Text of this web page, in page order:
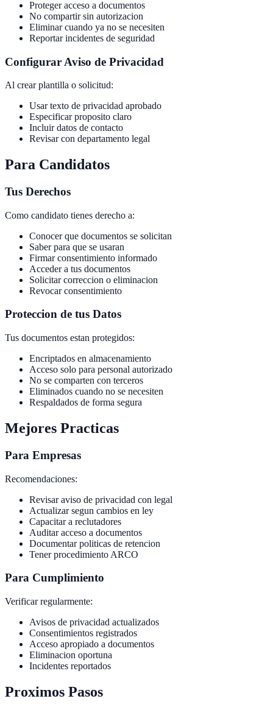
Proteger acceso a documentos
No compartir sin autorizacion
Eliminar cuando ya no se necesiten
Reportar incidentes de seguridad
Configurar Aviso de Privacidad
Al crear plantilla o solicitud:
Usar texto de privacidad aprobado
Especificar proposito claro
Incluir datos de contacto
Revisar con departamento legal
Para Candidatos
Tus Derechos
Como candidato tienes derecho a:
Conocer que documentos se solicitan
Saber para que se usaran
Firmar consentimiento informado
Acceder a tus documentos
Solicitar correccion o eliminacion
Revocar consentimiento
Proteccion de tus Datos
Tus documentos estan protegidos:
Encriptados en almacenamiento
Acceso solo para personal autorizado
No se comparten con terceros
Eliminados cuando no se necesiten
Respaldados de forma segura
Mejores Practicas
Para Empresas
Recomendaciones:
Revisar aviso de privacidad con legal
Actualizar segun cambios en ley
Capacitar a reclutadores
Auditar acceso a documentos
Documentar politicas de retencion
Tener procedimiento ARCO
Para Cumplimiento
Verificar regularmente:
Avisos de privacidad actualizados
Consentimientos registrados
Acceso apropiado a documentos
Eliminacion oportuna
Incidentes reportados
Proximos Pasos